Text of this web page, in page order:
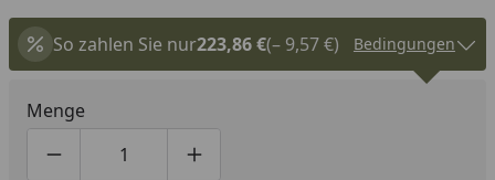
So zahlen Sie nur223,86 €(– 9,57 €) Bedingungen
Menge
Produktmenge um eins verringern
Produktmenge manuell eingeben
Produktmenge um eins erhöhen